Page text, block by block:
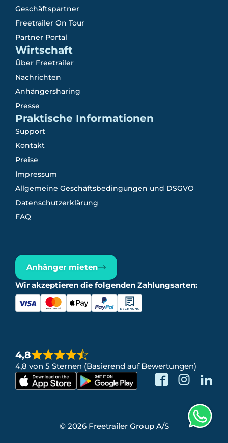
Geschäftspartner
Freetrailer On Tour
Partner Portal
Wirtschaft
Über Freetrailer
Nachrichten
Anhängersharing
Presse
Praktische Informationen
Support
Kontakt
Preise
Impressum
Allgemeine Geschäftsbedingungen und DSGVO
Datenschutzerklärung
FAQ
Anhänger mieten
Wir akzeptieren die folgenden Zahlungsarten:
4,8
4,8 von 5 Sternen (Basierend auf Bewertungen)
© 2026 Freetrailer Group A/S